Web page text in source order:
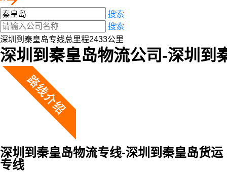
搜索
搜索
深圳到秦皇岛专线总里程2433公里
深圳到秦皇岛物流公司-深圳到
深圳到秦皇岛物流专线-深圳到秦皇岛货运
专线